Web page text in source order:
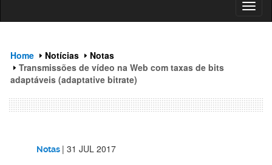
Home Notícias
Notas
Transmissões de vídeo na Web com taxas de bits
adaptáveis (adaptative bitrate)
Notas | 31 JUL 2017